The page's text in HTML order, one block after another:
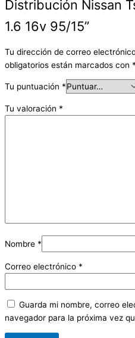
Distribución Nissan
1.6 16v 95/15”
Tu dirección de correo
obligatorios están marcados con *
Tu puntuación *
Tu valoración *
Nombre *
Correo electrónico *
Guarda mi nombre, correo
navegador para la próxima vez